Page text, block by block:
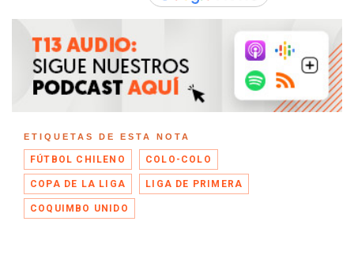
ETIQUETAS DE ESTA NOTA
FÚTBOL CHILENO COLO-COLO
COPA DE LA LIGA LIGA DE PRIMERA
COQUIMBO UNIDO